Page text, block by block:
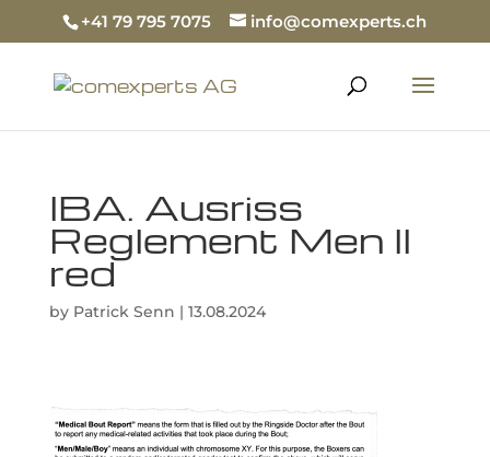
+41 79 795 7075 info@comexperts.ch
IBA. Ausriss
Reglement Men II
red
by Patrick Senn | 13.08.2024